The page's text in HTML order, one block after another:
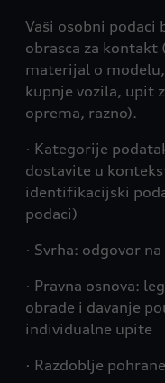
Vaši osobni
obrasca za
materijal o
kupnje vozila, upit
oprema, razno).
· Kategorije
dostavite u
identifikacijski
podaci)
· Svrha: odgovor
· Pravna osnova:
obrade i davanje
individualne upite
· Razdoblje